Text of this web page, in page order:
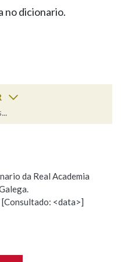
HOMENAXEADAS
DAS PALABRAS
no dicionario.
da Real Academia
<data>]